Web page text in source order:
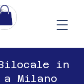
in
Milano